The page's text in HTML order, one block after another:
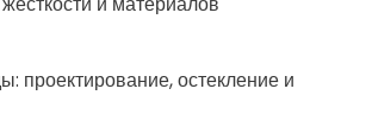
проектирование, остекление и